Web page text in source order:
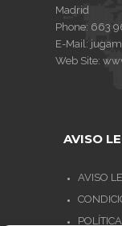
Madrid
Phone: 663
E-Mail:
Web Site:
AVISO
AVISO